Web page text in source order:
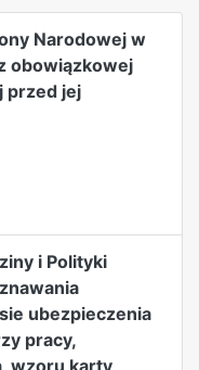
REKLAMA
Narodowej w
obowiązkowej
przed jej
i Polityki
ubezpieczenia
pracy,
wzoru karty